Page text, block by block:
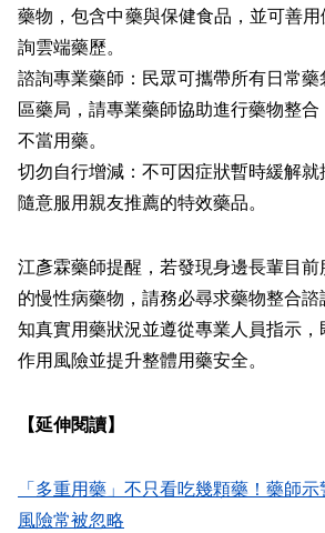
藥物，包含中藥與保健食品，並可善
詢雲端藥歷。
諮詢專業藥師：民眾可攜帶所有日常
區藥局，請專業藥師協助進行藥物整
不當用藥。
切勿自行增減：不可因症狀暫時緩解
隨意服用親友推薦的特效藥品。
江彥霖藥師提醒，若發現身邊長輩目
的慢性病藥物，請務必尋求藥物整合
知真實用藥狀況並遵從專業人員指示
作用風險並提升整體用藥安全。
【延伸閱讀】
「多重用藥」不只看吃幾顆藥！藥師示
風險常被忽略